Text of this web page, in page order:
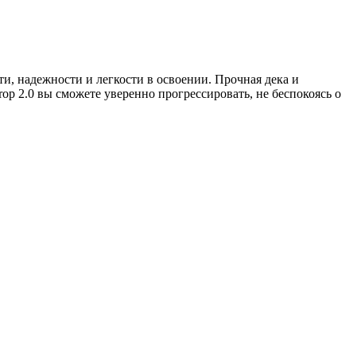
надежности и легкости в освоении. Прочная дека и
вы сможете уверенно прогрессировать, не беспокоясь о